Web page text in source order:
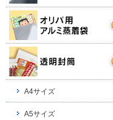
A4サイズ
A5サイズ